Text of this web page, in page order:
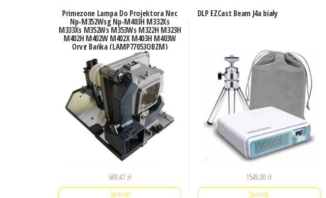
Primezone Lampa Do Projektora Nec
Np-M352Wsg Np-M403H M332Xs
M333Xs M352Ws M353Ws M322H M323H
M402H M402W M402X M403H M403W
Oryg Bańka (LAMP77053OBZM)
689,47 zł
Sprawdź
DLP EZCast Beam J4a biały
1549,00 zł
Sprawdź